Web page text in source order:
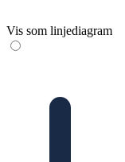
Vis som linjediagram